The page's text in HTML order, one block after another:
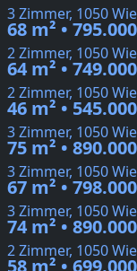
3 Zimmer, 1050
68 m² •
2 Zimmer, 1050
64 m² •
2 Zimmer, 1050
46 m² •
3 Zimmer, 1050
75 m² •
3 Zimmer, 1050
67 m² •
3 Zimmer, 1050
74 m² •
2 Zimmer, 1050